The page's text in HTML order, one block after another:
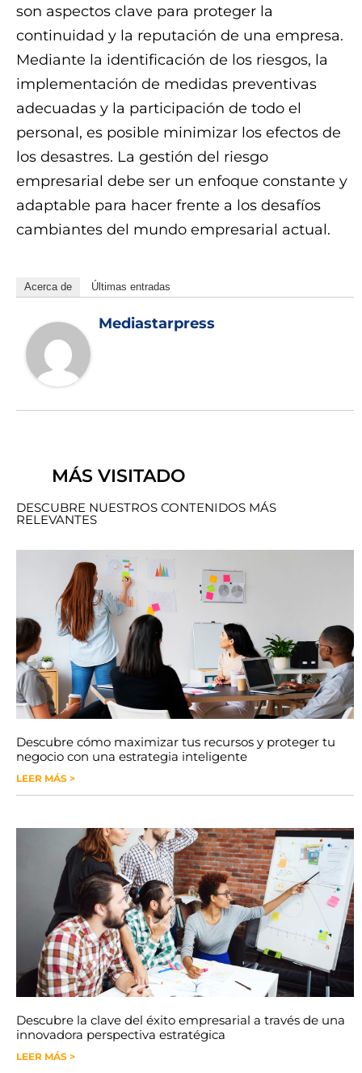
son aspectos clave para proteger la
continuidad y la reputación de una empresa.
Mediante la identificación de los riesgos, la
implementación de medidas preventivas
adecuadas y la participación de todo el
personal, es posible minimizar los efectos de
los desastres. La gestión del riesgo
empresarial debe ser un enfoque constante y
adaptable para hacer frente a los desafíos
cambiantes del mundo empresarial actual.
Acerca de Últimas entradas
Mediastarpress
MÁS VISITADO
DESCUBRE NUESTROS CONTENIDOS MÁS
RELEVANTES
Descubre cómo maximizar tus recursos y proteger tu
negocio con una estrategia inteligente
LEER MÁS >
Descubre la clave del éxito empresarial a través de una
innovadora perspectiva estratégica
LEER MÁS >